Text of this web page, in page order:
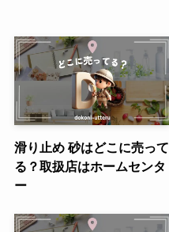
滑り止め 砂はどこに売って
る？取扱店はホームセンタ
ー